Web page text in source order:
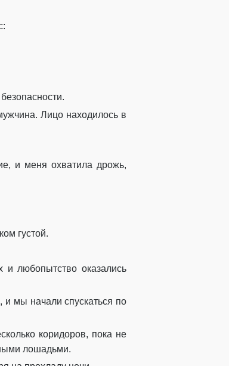
Лицо находилось в
и меня охватила дрожь,
густой.
и любопытство оказались
мы начали спускаться по
коридоров, пока не
лошадьми.